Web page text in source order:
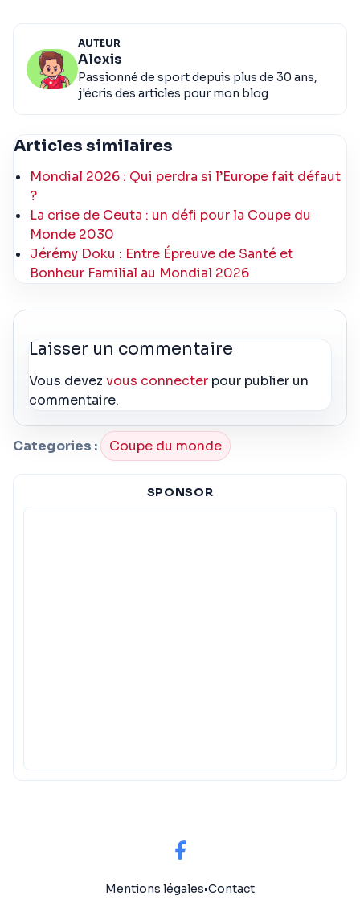
AUTEUR
Alexis
Passionné de sport depuis plus de 30 ans,
j'écris des articles pour mon blog
Articles similaires
Mondial 2026 : Qui perdra si l’Europe fait défaut
?
La crise de Ceuta : un défi pour la Coupe du
Monde 2030
Jérémy Doku : Entre Épreuve de Santé et
Bonheur Familial au Mondial 2026
Laisser un commentaire
Vous devezvous connecter pour publier un
commentaire.
Categories : Coupe du monde
SPONSOR
Mentions légales•Contact